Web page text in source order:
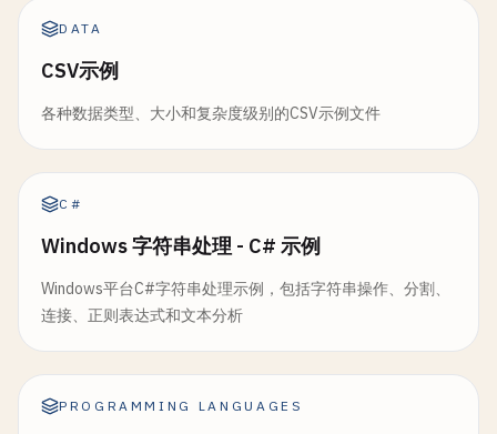
DATA
CSV示例
各种数据类型、大小和复杂度级别的CSV示例文件
C#
Windows 字符串处理 - C# 示例
Windows平台C#字符串处理示例，包括字符串操作、分割、
连接、正则表达式和文本分析
PROGRAMMING LANGUAGES